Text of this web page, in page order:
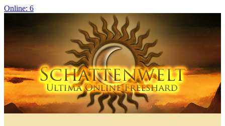
Online: 6